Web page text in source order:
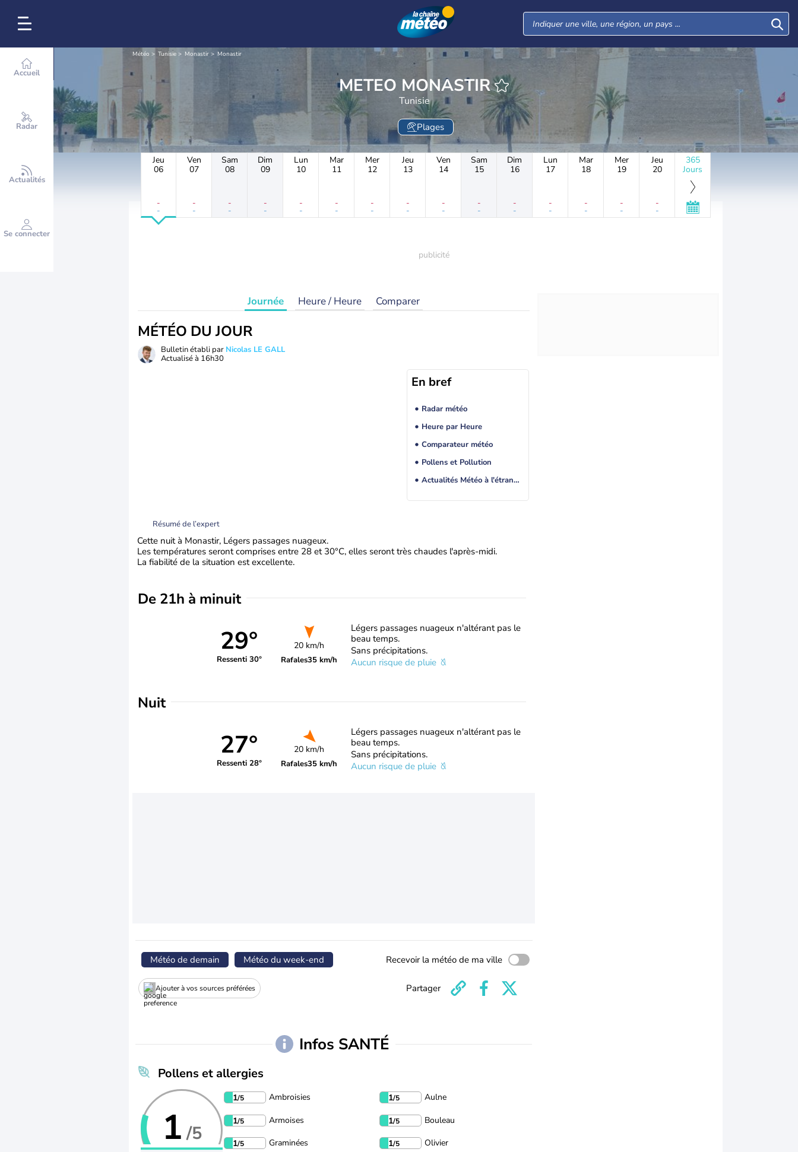
Accueil
Radar
Actualités
Se connecter
Météo Tunisie Monastir Monastir
METEO MONASTIR
Tunisie
Plages
Jeu
06
-
-
Ven
07
-
-
Sam
08
-
-
Dim
09
-
-
Lun
10
-
-
Mar
11
-
-
Mer
12
-
-
Jeu
13
-
-
Ven
14
-
-
Sam
15
-
-
Dim
16
-
-
Lun
17
-
-
Mar
18
-
-
Mer
19
-
-
Jeu
20
-
-
365
Jours
Journée Heure / Heure Comparer
MÉTÉO DU JOUR
Bulletin établi par Nicolas LE GALL
Actualisé à 16h30
En bref
Radar météo
Heure par Heure
Comparateur météo
Pollens et Pollution
Actualités Météo à l'étranger
Résumé de l’expert
Cette nuit à Monastir, Légers passages nuageux.
Les températures seront comprises entre 28 et 30°C, elles seront très chaudes l'après-midi.
La fiabilité de la situation est excellente.
De 21h à minuit
29°
Ressenti 30°
20 km/h
Rafales35 km/h
Légers passages nuageux n'altérant pas le
beau temps.
Sans précipitations.
Aucun risque de pluie
Nuit
27°
Ressenti 28°
20 km/h
Rafales35 km/h
Légers passages nuageux n'altérant pas le
beau temps.
Sans précipitations.
Aucun risque de pluie
Météo de demain Météo du week-end Recevoir la météo de ma ville
Ajouter à vos sources préférées Partager
Infos SANTÉ
Pollens et allergies
1 /5
1/5 Ambroisies 1/5 Aulne
1/5 Armoises 1/5 Bouleau
1/5 Graminées 1/5 Olivier